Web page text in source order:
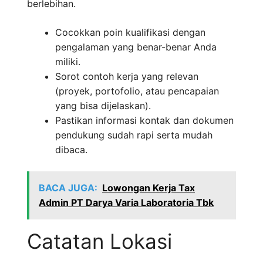
berlebihan.
Cocokkan poin kualifikasi dengan
pengalaman yang benar-benar Anda
miliki.
Sorot contoh kerja yang relevan
(proyek, portofolio, atau pencapaian
yang bisa dijelaskan).
Pastikan informasi kontak dan dokumen
pendukung sudah rapi serta mudah
dibaca.
BACA JUGA: Lowongan Kerja Tax
Admin PT Darya Varia Laboratoria Tbk
Catatan Lokasi